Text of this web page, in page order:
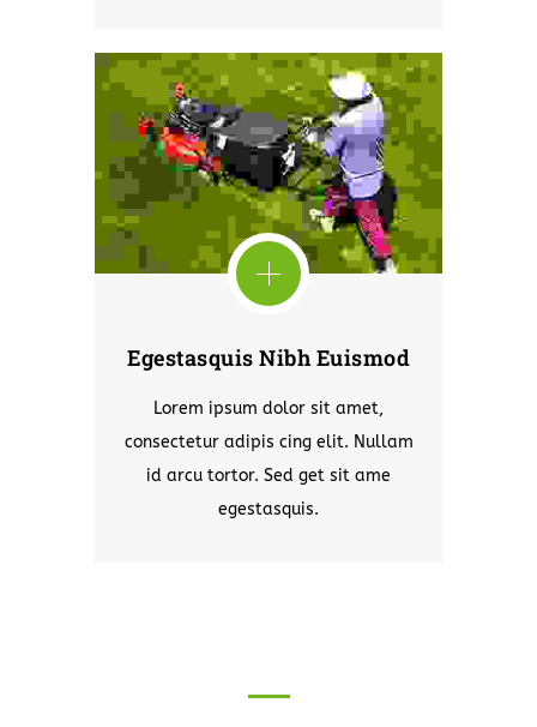
Egestasquis Nibh Euismod
Lorem ipsum dolor sit amet,
consectetur adipis cing elit. Nullam
id arcu tortor. Sed get sit ame
egestasquis.